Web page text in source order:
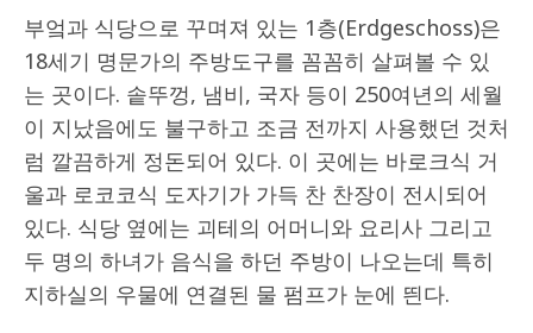
부엌과 식당으로 꾸며져 있는 1층(Erdgeschoss)은
18세기 명문가의 주방도구를 꼼꼼히 살펴볼 수 있
는 곳이다. 솥뚜껑, 냄비, 국자 등이 250여년의 세월
이 지났음에도 불구하고 조금 전까지 사용했던 것처
럼 깔끔하게 정돈되어 있다. 이 곳에는 바로크식 거
울과 로코코식 도자기가 가득 찬 찬장이 전시되어
있다. 식당 옆에는 괴테의 어머니와 요리사 그리고
두 명의 하녀가 음식을 하던 주방이 나오는데 특히
지하실의 우물에 연결된 물 펌프가 눈에 띈다.